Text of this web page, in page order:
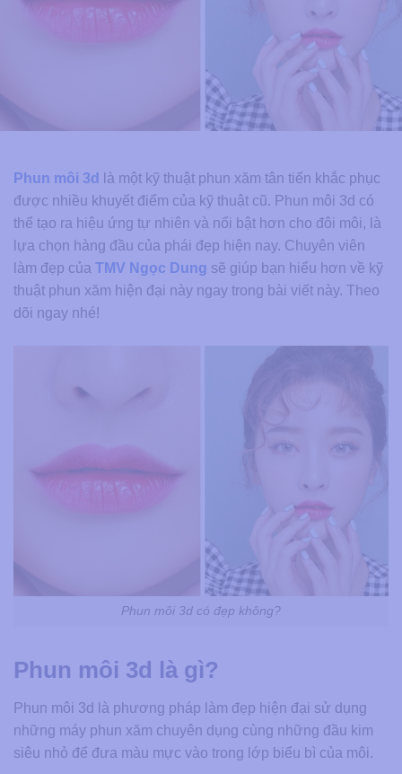
Phun môi 3d
là một kỹ thuật phun xăm tân tiến khắc phục
được nhiều khuyết điểm của kỹ thuật cũ. Phun môi 3d có
thể tạo ra hiệu ứng tự nhiên và nổi bật hơn cho đôi môi, là
lựa chọn hàng đầu của phái đẹp hiện nay. Chuyên viên
làm đẹp của TMV Ngọc Dung sẽ giúp bạn hiểu hơn về kỹ
thuật phun xăm hiện đại này ngay trong bài viết này. Theo
dõi ngay nhé!
Phun môi 3d có đẹp không?
Phun môi 3d là gì?
Phun môi 3d là phương pháp làm đẹp hiện đại sử dụng
những máy phun xăm chuyên dụng cùng những đầu kim
siêu nhỏ để đưa màu mực vào trong lớp biểu bì của môi.